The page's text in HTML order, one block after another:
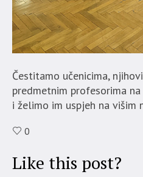
Čestitamo učenicima,
predmetnim profesorima
i želimo im uspjeh na višim
0
Like this post?